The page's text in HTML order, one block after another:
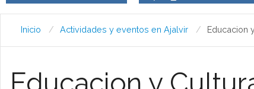
Inicio Actividades y eventos en Ajalvir Educacion